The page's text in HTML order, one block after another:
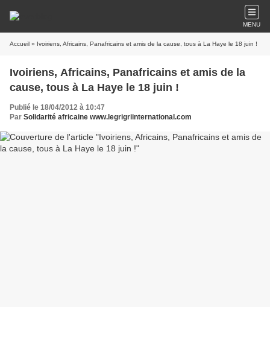
MENU
Accueil » Ivoiriens, Africains, Panafricains et amis de la cause, tous à La Haye le 18 juin !
Ivoiriens, Africains, Panafricains et amis de la
cause, tous à La Haye le 18 juin !
Publié le 18/04/2012 à 10:47
Par Solidarité africaine www.legrigriinternational.com